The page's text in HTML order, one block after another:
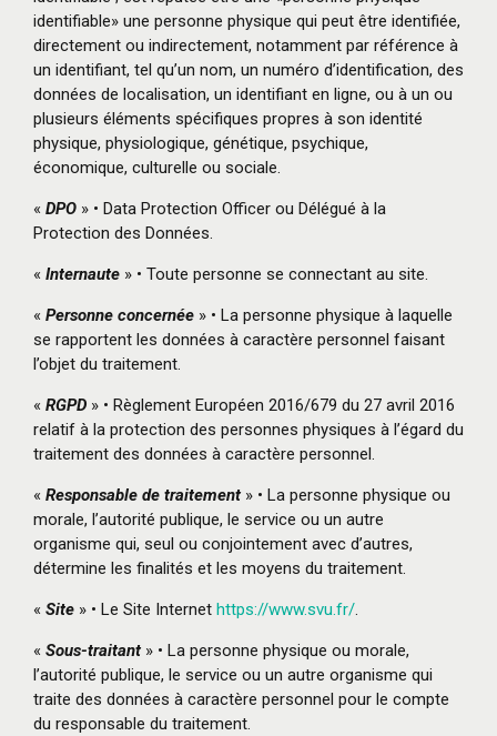
identifiable» une personne physique qui peut être identifiée,
directement ou indirectement, notamment par référence à
un identifiant, tel qu’un nom, un numéro d’identification, des
données de localisation, un identifiant en ligne, ou à un ou
plusieurs éléments spécifiques propres à son identité
physique, physiologique, génétique, psychique,
économique, culturelle ou sociale.
« DPO » • Data Protection Officer ou Délégué à la
Protection des Données.
« Internaute » • Toute personne se connectant au site.
« Personne concernée » • La personne physique à laquelle
se rapportent les données à caractère personnel faisant
l’objet du traitement.
« RGPD » • Règlement Européen 2016/679 du 27 avril 2016
relatif à la protection des personnes physiques à l’égard du
traitement des données à caractère personnel.
« Responsable de traitement » • La personne physique ou
morale, l’autorité publique, le service ou un autre
organisme qui, seul ou conjointement avec d’autres,
détermine les finalités et les moyens du traitement.
« Site » • Le Site Internet https://www.svu.fr/.
« Sous-traitant » • La personne physique ou morale,
l’autorité publique, le service ou un autre organisme qui
traite des données à caractère personnel pour le compte
du responsable du traitement.